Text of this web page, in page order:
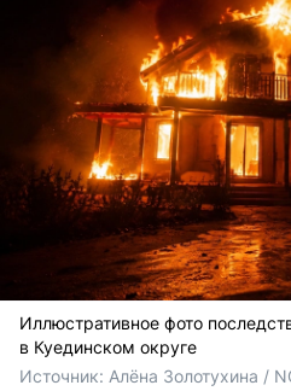
Иллюстративное фото
в Куединском округе
Источник: Алёна Золотухина /